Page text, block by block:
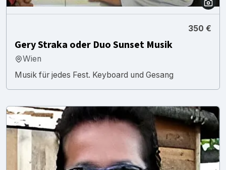
350 €
Gery Straka oder Duo Sunset Musik
Wien
Musik für jedes Fest. Keyboard und Gesang